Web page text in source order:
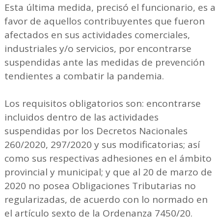
Esta última medida, precisó el funcionario, es a
favor de aquellos contribuyentes que fueron
afectados en sus actividades comerciales,
industriales y/o servicios, por encontrarse
suspendidas ante las medidas de prevención
tendientes a combatir la pandemia.
Los requisitos obligatorios son: encontrarse
incluidos dentro de las actividades
suspendidas por los Decretos Nacionales
260/2020, 297/2020 y sus modificatorias; así
como sus respectivas adhesiones en el ámbito
provincial y municipal; y que al 20 de marzo de
2020 no posea Obligaciones Tributarias no
regularizadas, de acuerdo con lo normado en
el artículo sexto de la Ordenanza 7450/20.